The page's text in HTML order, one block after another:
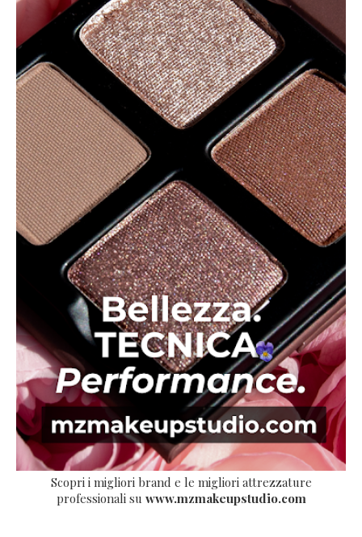
Scopri i migliori brand e le migliori attrezzature
professionali su www.mzmakeupstudio.com